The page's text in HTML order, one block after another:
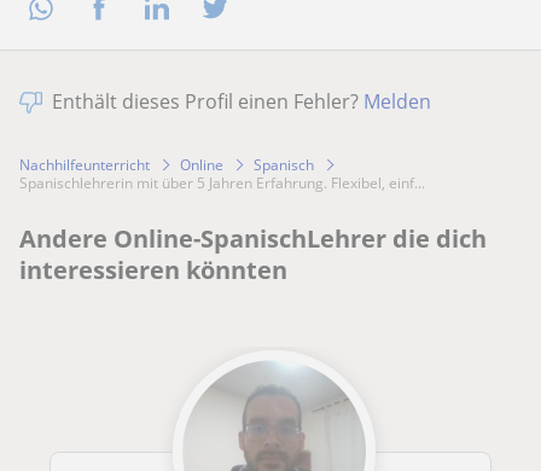
Enthält dieses Profil einen Fehler? Melden
Nachhilfeunterricht Online
Spanisch
Spanischlehrerin mit über 5 Jahren Erfahrung. Flexibel, einf...
Andere Online-SpanischLehrer die dich
interessieren könnten